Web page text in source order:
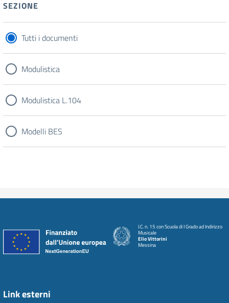
SEZIONE
Tutti i documenti
Modulistica
Modulistica L.104
Modelli BES
I.C. n. 15 con Scuola di I Grado ad Indirizzo
Musicale
Elio Vittorini
Messina
Link esterni